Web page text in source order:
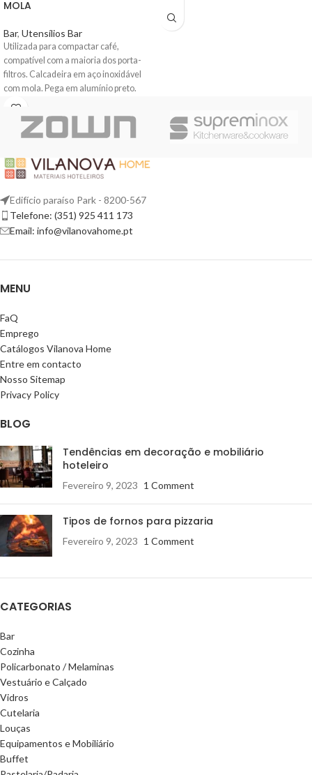
MOLA
Bar, Utensílios Bar
Utilizada para compactar café,
compatível com a maioria dos porta-
filtros. Calcadeira em aço inoxidável
com mola. Pega em alumínio preto.
Edifício paraíso Park - 8200-567
Telefone: (351) 925 411 173
Email: info@vilanovahome.pt
MENU
FaQ
Emprego
Catálogos Vilanova Home
Entre em contacto
Nosso Sitemap
Privacy Policy
BLOG
Tendências em decoração e mobiliário
hoteleiro
Fevereiro 9, 2023 1 Comment
Tipos de fornos para pizzaria
Fevereiro 9, 2023 1 Comment
CATEGORIAS
Bar
Cozinha
Policarbonato / Melaminas
Vestuário e Calçado
Vidros
Cutelaria
Louças
Equipamentos e Mobiliário
Buffet